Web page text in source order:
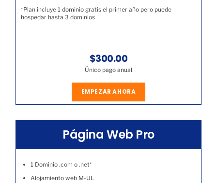
*Plan incluye 1 dominio gratis el primer año pero puede
hospedar hasta 3 dominios
$300.00
Único pago anual
EMPEZAR AHORA
Página Web Pro
1 Dominio .com o .net*
Alojamiento web M-UL